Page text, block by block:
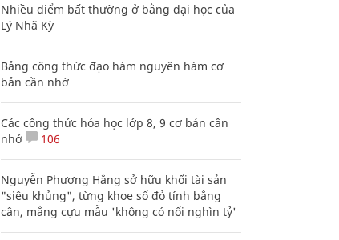
Nhiều điểm bất thường ở bằng đại học của
Lý Nhã Kỳ
Bảng công thức đạo hàm nguyên hàm cơ
bản cần nhớ
Các công thức hóa học lớp 8, 9 cơ bản cần
nhớ
106
Nguyễn Phương Hằng sở hữu khối tài sản
"siêu khủng", từng khoe sổ đỏ tính bằng
cân, mắng cựu mẫu 'không có nổi nghìn tỷ'